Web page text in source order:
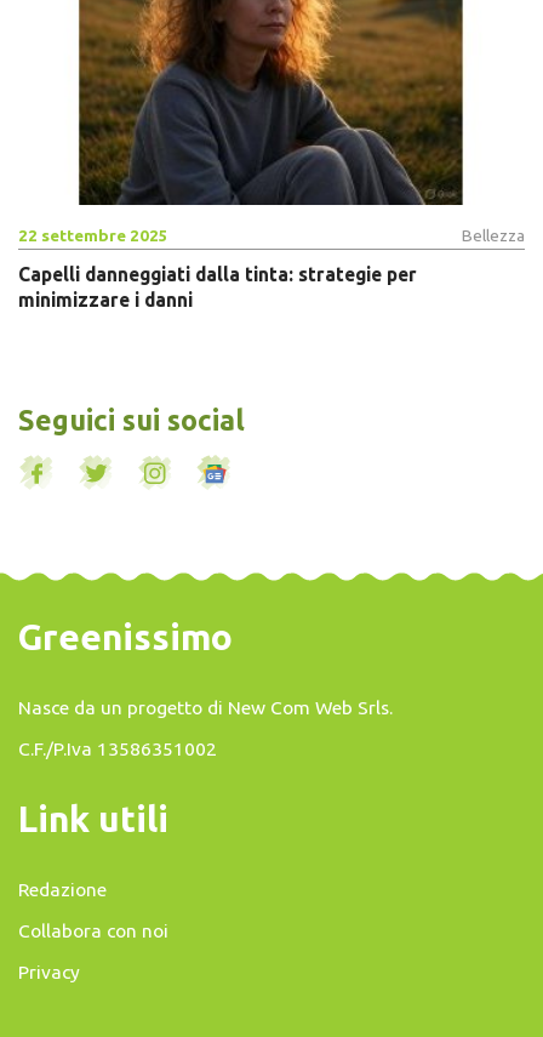
22 settembre 2025 Bellezza
Capelli danneggiati dalla tinta: strategie per
minimizzare i danni
Seguici sui social
Greenissimo
Nasce da un progetto di New Com Web Srls.
C.F./P.Iva 13586351002
Link utili
Redazione
Collabora con noi
Privacy